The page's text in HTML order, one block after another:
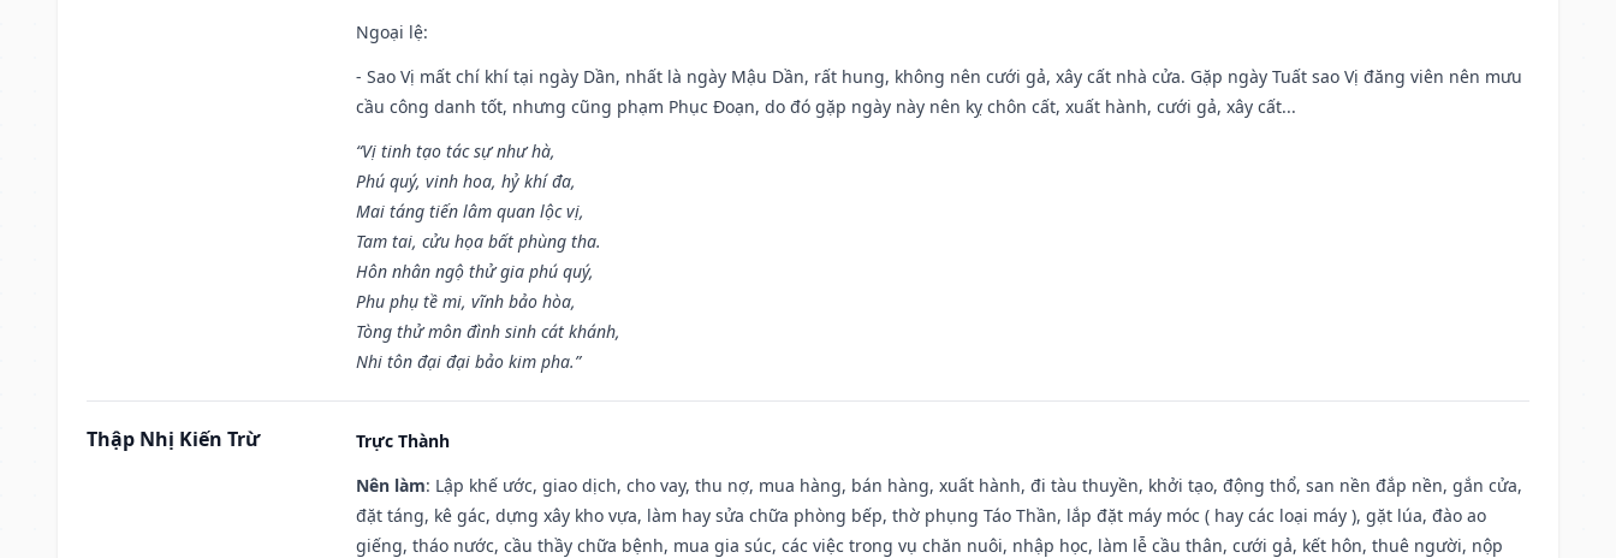
Ngoại lệ:
- Sao Vị mất chí khí tại ngày Dần, nhất là ngày Mậu Dần, rất hung, không nên cưới gả, xây cất nhà cửa. Gặp ngày Tuất sao Vị đăng viên nên mưu
cầu công danh tốt, nhưng cũng phạm Phục Đoạn, do đó gặp ngày này nên kỵ chôn cất, xuất hành, cưới gả, xây cất...
“Vị tinh tạo tác sự như hà,
Phú quý, vinh hoa, hỷ khí đa,
Mai táng tiến lâm quan lộc vị,
Tam tai, cửu họa bất phùng tha.
Hôn nhân ngộ thử gia phú quý,
Phu phụ tề mi, vĩnh bảo hòa,
Tòng thử môn đình sinh cát khánh,
Nhi tôn đại đại bảo kim pha.”
Thập Nhị Kiến Trừ
Trực Thành
Nên làm: Lập khế ước, giao dịch, cho vay, thu nợ, mua hàng, bán hàng, xuất hành, đi tàu thuyền, khởi tạo, động thổ, san nền đắp nền, gắn cửa,
đặt táng, kê gác, dựng xây kho vựa, làm hay sửa chữa phòng bếp, thờ phụng Táo Thần, lắp đặt máy móc ( hay các loại máy ), gặt lúa, đào ao
giếng, tháo nước, cầu thầy chữa bệnh, mua gia súc, các việc trong vụ chăn nuôi, nhập học, làm lễ cầu thân, cưới gả, kết hôn, thuê người, nộp